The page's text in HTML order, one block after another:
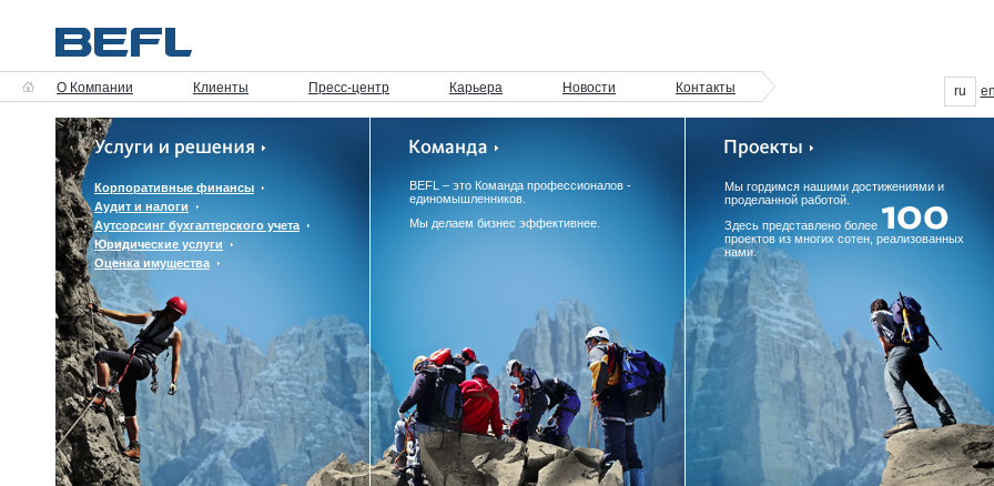
О Компании Клиенты Пресс-центр Карьера Новости Контакты ru
Корпоративные финансы
Аудит и налоги
Аутсорсинг бухгалтерского учета
Юридические услуги
Оценка имущества
BEFL – это Команда профессионалов -
единомышленников.
Мы делаем бизнес эффективнее.
Мы гордимся нашими достижениями и
проделанной работой.
Здесь представлено более
проектов из многих сотен, реализованных
нами.